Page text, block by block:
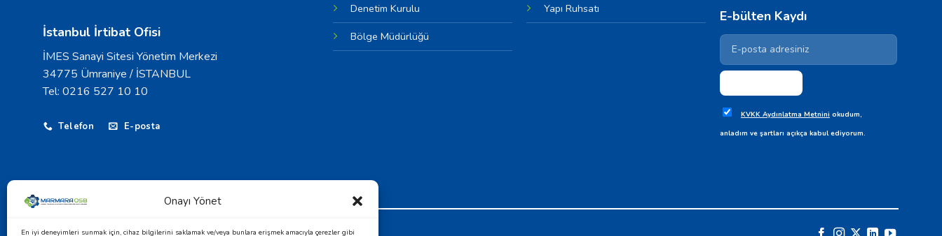
Onayı Yönet
En iyi deneyimleri sunmak için, cihaz bilgilerini saklamak ve/veya bunlara erişmek amacıyla çerezler gibi
İstanbul İrtibat Ofisi
İMES Sanayi Sitesi Yönetim Merkezi
34775 Ümraniye / İSTANBUL
Tel: 0216 527 10 10
Telefon E-posta
Denetim Kurulu
Bölge Müdürlüğü
Yapı Ruhsatı
E-bülten Kaydı
KVKK Aydınlatma Metnini okudum,
anladım ve şartları açıkça kabul ediyorum.